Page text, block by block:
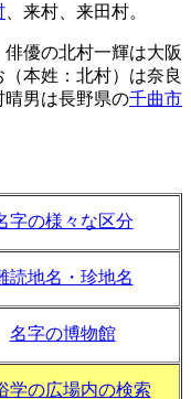
、来村、来田村。
優の北村一輝は大阪
本姓：北村）は奈良
男は長野県の千曲市
字の様々な区分
読地名・珍地名
名字の博物館
学の広場内の検索